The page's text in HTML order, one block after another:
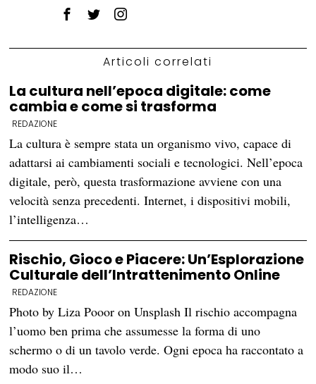
Articoli correlati
La cultura nell’epoca digitale: come
cambia e come si trasforma
REDAZIONE
La cultura è sempre stata un organismo vivo, capace di
adattarsi ai cambiamenti sociali e tecnologici. Nell’epoca
digitale, però, questa trasformazione avviene con una
velocità senza precedenti. Internet, i dispositivi mobili,
l’intelligenza…
Rischio, Gioco e Piacere: Un’Esplorazione
Culturale dell’Intrattenimento Online
REDAZIONE
Photo by Liza Pooor on Unsplash Il rischio accompagna
l’uomo ben prima che assumesse la forma di uno
schermo o di un tavolo verde. Ogni epoca ha raccontato a
modo suo il…